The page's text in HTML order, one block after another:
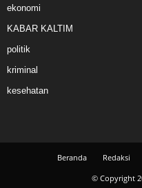
ekonomi
KABAR KALTIM
politik
kriminal
kesehatan
Beranda Redaksi
© Copyright